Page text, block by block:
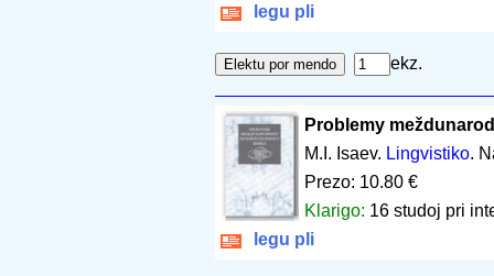
legu pli
ekz.
Problemy
M.I. Isaev. Lingvistiko.
Prezo: 10.80 €
Klarigo: 16 studoj pri
legu pli